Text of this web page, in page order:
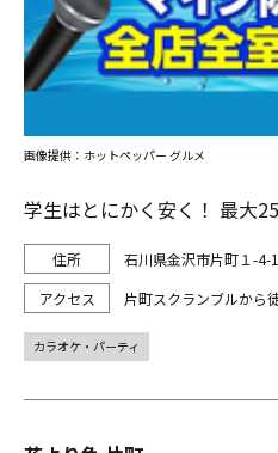
学生はとにかく安く！ 最大
石川県金沢市片町１-4-
片町スクランブルから
画像提供：ホットペッパー グルメ
カラオケ・パーティ